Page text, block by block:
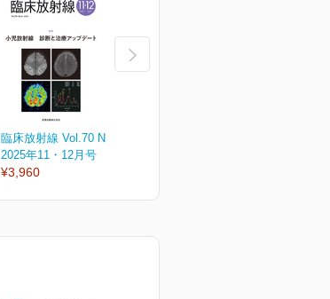
臨床放射線 Vol.70 No.6
2025年11・12月号
¥3,960